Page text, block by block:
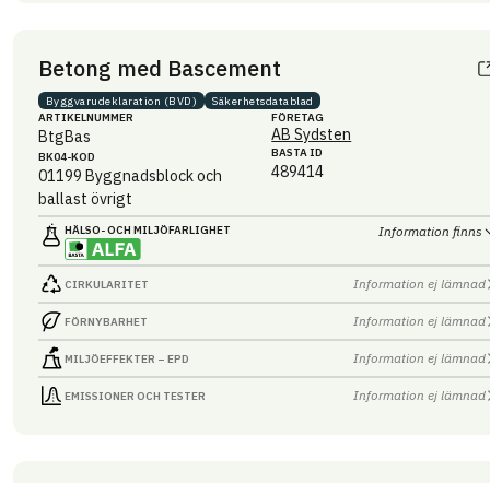
Betong med Bascement
Byggvaru­deklaration (BVD)
Säkerhets­datablad
ARTIKEL­NUMMER
BtgBas
BK04-KOD
01199 Byggnadsblock och
ballast övrigt
FÖRETAG
AB Sydsten
BASTA ID
489414
HÄLSO- OCH MILJÖ­FARLIGHET Information finns
CIRKULARITET Information ej lämnad
FÖRNYBARHET Information ej lämnad
MILJÖEFFEKTER – EPD Information ej lämnad
EMISSIONER OCH TESTER Information ej lämnad